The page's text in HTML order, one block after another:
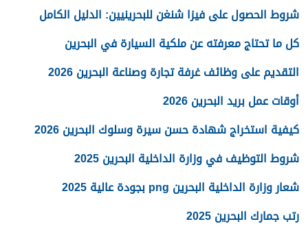
شروط الحصول على فيزا شنغن للبحرينيين: الدليل الكامل
كل ما تحتاج معرفته عن ملكية السيارة في البحرين
التقديم على وظائف غرفة تجارة وصناعة البحرين 2026
أوقات عمل بريد البحرين 2026
كيفية استخراج شهادة حسن سيرة وسلوك البحرين 2026
شروط التوظيف في وزارة الداخلية البحرين 2025
شعار وزارة الداخلية البحرين png بجودة عالية 2025
رتب جمارك البحرين 2025